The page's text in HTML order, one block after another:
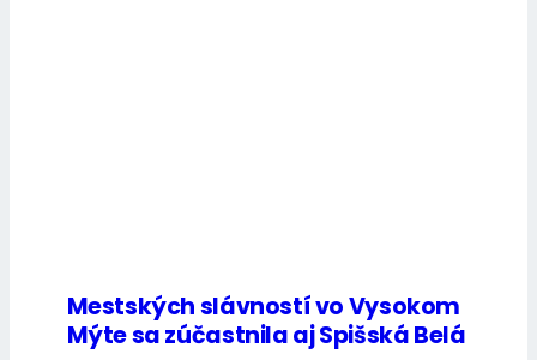
Mestských slávností vo Vysokom
Mýte sa zúčastnila aj Spišská Belá